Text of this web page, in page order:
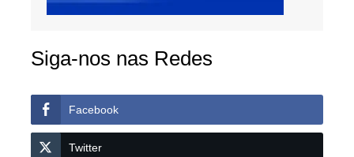
Siga-nos nas Redes
Facebook
Twitter